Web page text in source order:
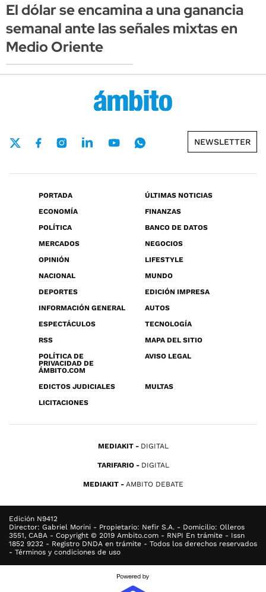
El dólar se encamina a una ganancia
semanal ante las señales mixtas en
Medio Oriente
NEWSLETTER
PORTADA
ÚLTIMAS NOTICIAS
ECONOMÍA
FINANZAS
POLÍTICA
BANCO DE DATOS
MERCADOS
NEGOCIOS
OPINIÓN
LIFESTYLE
NACIONAL
MUNDO
DEPORTES
EDICIÓN IMPRESA
INFORMACIÓN GENERAL
AUTOS
ESPECTÁCULOS
TECNOLOGÍA
RSS
MAPA DEL SITIO
POLÍTICA DE
PRIVACIDAD DE
ÁMBITO.COM
AVISO LEGAL
EDICTOS JUDICIALES
MULTAS
LICITACIONES
MEDIAKIT DIGITAL
TARIFARIO DIGITAL
MEDIAKIT AMBITO DEBATE
Edición N9412
Director: Gabriel Morini - Propietario: Nefir S.A. - Domicilio: Olleros
3551, CABA - Copyright © 2019 Ambito.com - RNPI En trámite - Issn
1852 9232 - Registro DNDA en trámite - Todos los derechos reservados
- Términos y condiciones de uso